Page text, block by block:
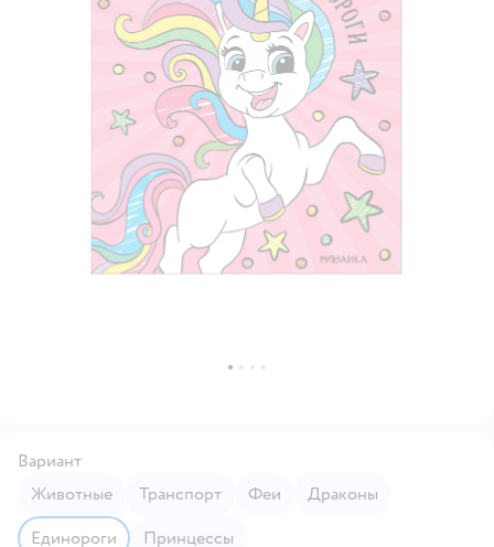
Вариант
Животные
Транспорт Феи
Драконы
Единороги
Принцессы